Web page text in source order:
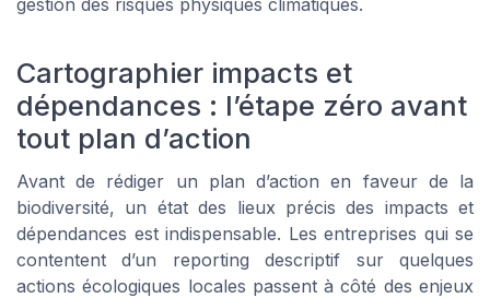
Cartographier impacts et
dépendances : l’étape zéro avant
tout plan d’action
Avant de rédiger un plan d’action en faveur de la
biodiversité, un état des lieux précis des impacts et
dépendances est indispensable. Les entreprises qui se
contentent d’un reporting descriptif sur quelques
actions écologiques locales passent à côté des enjeux